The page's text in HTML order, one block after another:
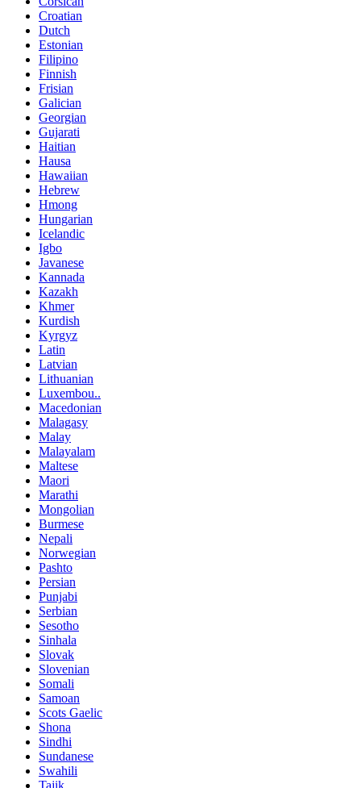
Croatian
Dutch
Estonian
Filipino
Finnish
Frisian
Galician
Georgian
Gujarati
Haitian
Hausa
Hawaiian
Hebrew
Hmong
Hungarian
Icelandic
Igbo
Javanese
Kannada
Kazakh
Khmer
Kurdish
Kyrgyz
Latin
Latvian
Lithuanian
Luxembou..
Macedonian
Malagasy
Malay
Malayalam
Maltese
Maori
Marathi
Mongolian
Burmese
Nepali
Norwegian
Pashto
Persian
Punjabi
Serbian
Sesotho
Sinhala
Slovak
Slovenian
Somali
Samoan
Scots Gaelic
Shona
Sindhi
Sundanese
Swahili
Tajik